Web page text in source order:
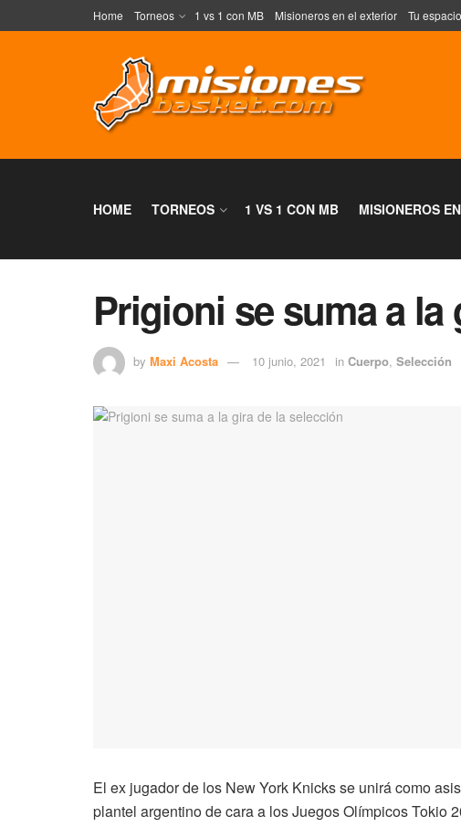
Home Torneos 1 vs 1 con MB Misioneros en el exterior Tu espacio
HOME TORNEOS 1 VS 1 CON MB MISIONEROS
Prigioni se suma a
by Maxi Acosta 10 junio, 2021 in Cuerpo, Selección
El ex jugador de los New York Knicks se unirá como
plantel argentino de cara a los Juegos Olímpicos Tokio